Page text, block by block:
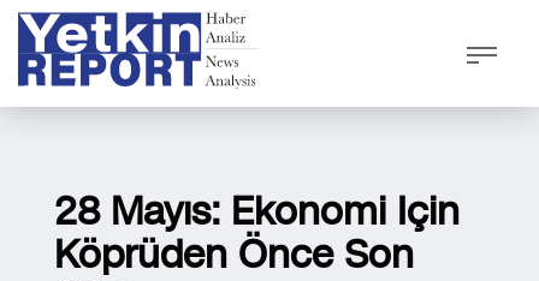
28 Mayıs: Ekonomi Için
Köprüden Önce Son